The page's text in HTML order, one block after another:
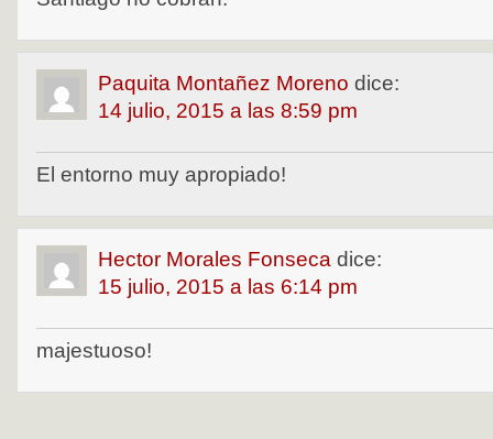
Paquita Montañez Moreno dice:
14 julio, 2015 a las 8:59 pm
El entorno muy apropiado!
Hector Morales Fonseca dice:
15 julio, 2015 a las 6:14 pm
majestuoso!